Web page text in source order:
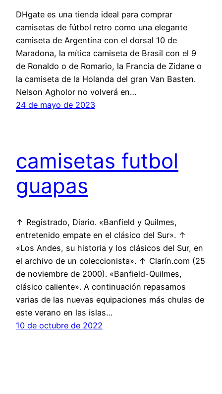
DHgate es una tienda ideal para comprar
camisetas de fútbol retro como una elegante
camiseta de Argentina con el dorsal 10 de
Maradona, la mítica camiseta de Brasil con el 9
de Ronaldo o de Romario, la Francia de Zidane o
la camiseta de la Holanda del gran Van Basten.
Nelson Agholor no volverá en…
24 de mayo de 2023
camisetas futbol
guapas
↑ Registrado, Diario. «Banfield y Quilmes,
entretenido empate en el clásico del Sur». ↑
«Los Andes, su historia y los clásicos del Sur, en
el archivo de un coleccionista». ↑ Clarín.com (25
de noviembre de 2000). «Banfield-Quilmes,
clásico caliente». A continuación repasamos
varias de las nuevas equipaciones más chulas de
este verano en las islas…
10 de octubre de 2022